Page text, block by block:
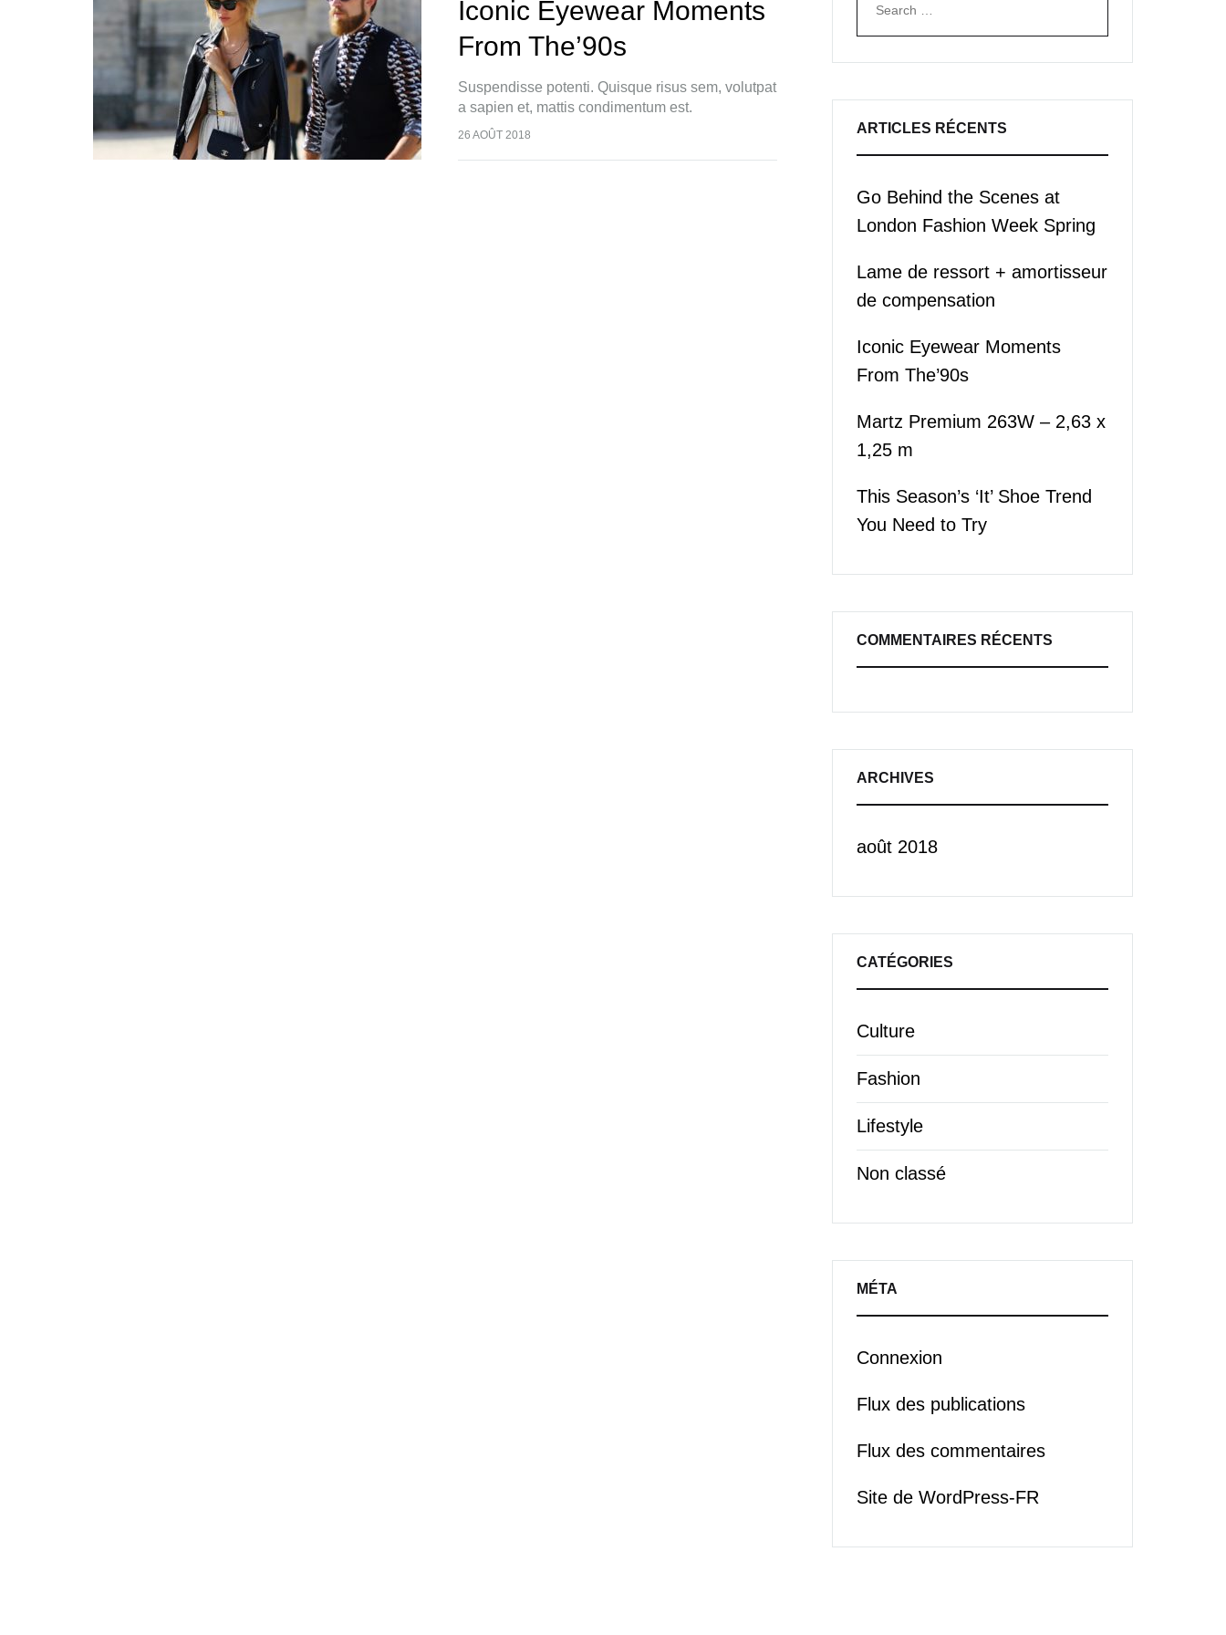
Iconic Eyewear Moments
From The’90s
Suspendisse potenti. Quisque risus sem, volutpat
a sapien et, mattis condimentum est.
Suspendisse feugiat cursus turpis, et porta lectus
26 AOÛT 2018
Search
ARTICLES RÉCENTS
Go Behind the Scenes at
London Fashion Week Spring
Lame de ressort + amortisseur
de compensation
Iconic Eyewear Moments
From The’90s
Martz Premium 263W – 2,63 x
1,25 m
This Season’s ‘It’ Shoe Trend
You Need to Try
COMMENTAIRES RÉCENTS
ARCHIVES
août 2018
CATÉGORIES
Culture
Fashion
Lifestyle
Non classé
MÉTA
Connexion
Flux des publications
Flux des commentaires
Site de WordPress-FR